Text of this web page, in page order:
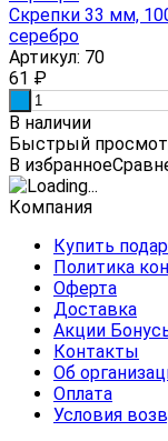
Скрепки 33 мм,
серебро
Артикул: 70
61 ₽
В наличии
Быстрый
В избранное
Компания
Купить
Политика
Оферта
Доставка
Акции
Контакты
Об
Оплата
Условия